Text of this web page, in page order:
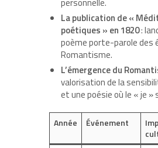
personnelle.
La publication de «
poétiques » en 1820:
poème porte-parole des
Romantisme.
L’émergence du
valorisation de la
et une poésie où le « je »
Année Événement